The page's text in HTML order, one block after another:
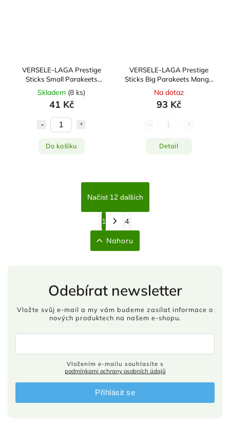
VERSELE-LAGA Prestige
Sticks Small Parakeets
Vegetables & Dandelion
2x30g
Skladem (8 ks)
41 Kč
Do košíku
VERSELE-LAGA Prestige
Sticks Big Parakeets Mango
& Rosehip 2x70g
Na dotaz
93 Kč
Detail
Načíst 12 dalších
1 4
Nahoru
Odebírat newsletter
Vložte svůj e-mail a my vám budeme zasílat informace o
nových produktech na našem e-shopu.
podmínkami ochrany osobních údajů
Přihlásit se